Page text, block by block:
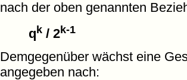
nach der oben genannten
qk/ 2k-1
Demgegenüber wächst eine
angegeben nach: